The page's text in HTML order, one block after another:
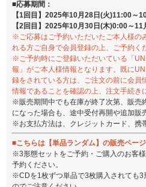
■応募期間：
【1回目】2025年10月28日(火)11:00～
【2回目】2025年10月30日(木)0:00～
※ご応募はご予約いただいたご本人様の
れる方ご自身で会員登録の上、ご予約く
※ご予約時にご登録いただいている「
報」がご本人様情報となります。既に
録をされている方は、ご注文の前に会員
情報であることを確認の上、注文手続き
※販売期間中でも在庫が終了次第、販売
になった場合も、途中受付再開や追加販
※お支払方法は、クレジットカード、携
■こちらは【単品ランダム】の販売ページ
※3形態セットをご予約・ご購入のお客
予約ください。
※CDを1枚ずつ単品で3枚購入されても3